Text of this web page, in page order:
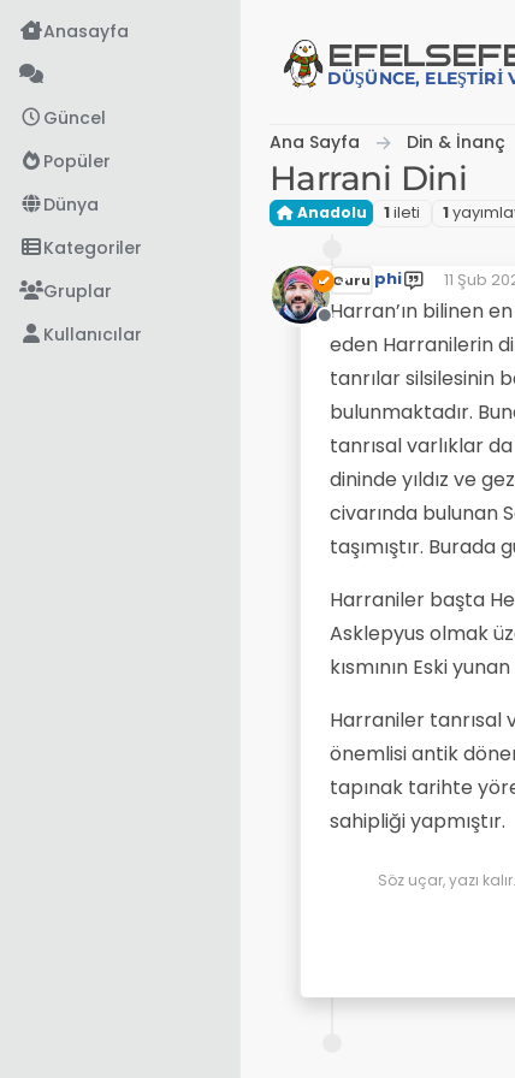
İçeriğe atla
Anasayfa
Güncel
Popüler
Dünya
Kategoriler
Gruplar
Kullanıcılar
EFE
DÜŞÜNCE, ELEŞTIRI
Ana Sayfa Din & İnanç
Harrani Dini
Anadolu 1i̇leti 1
Çevrimdışı
Guru phi 11 Şub
Son
Harran’ın bilinen
eden Harranilerin
tanrılar silsilesinin
bulunmaktadır.
tanrısal varlıklar
dininde yıldız ve
civarında bulunan
taşımıştır. Burada
Harraniler başta
Asklepyus olmak
kısmının Eski
Harraniler tanrısal
önemlisi antik
tapınak tarihte
sahipliği yapmıştır.
Söz uçar, yazı